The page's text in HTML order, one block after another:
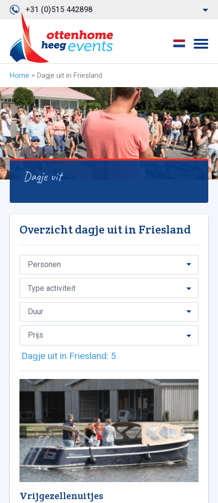
+31 (0)515 442898
Home > Dagje uit in Friesland
Dagje uit
Overzicht dagje uit in Friesland
Dagje uit in Friesland: 5
Vrijgezellenuitjes